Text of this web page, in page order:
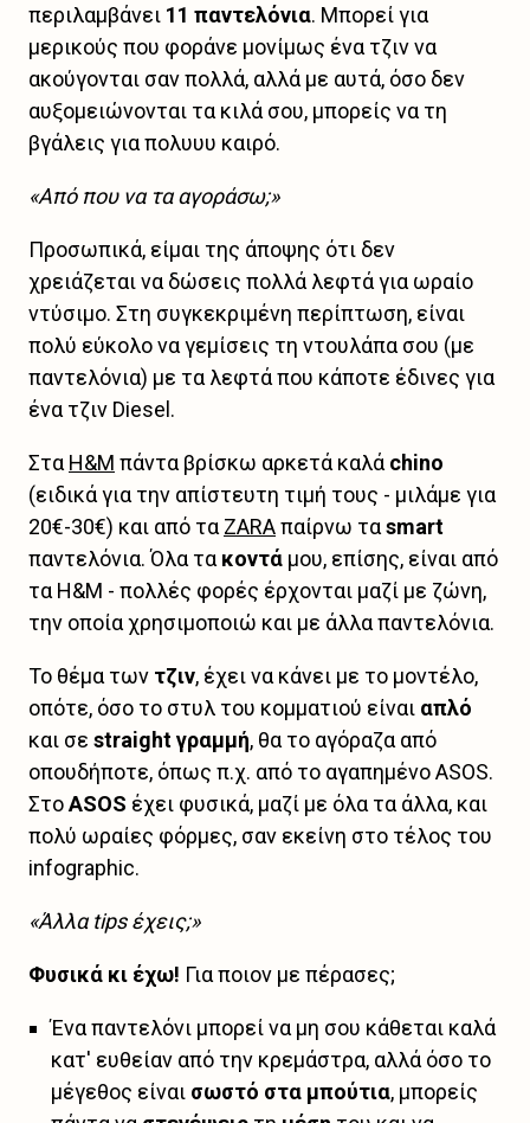
περιλαμβάνει 11 παντελόνια. Μπορεί για
μερικούς που φοράνε μονίμως ένα τζιν να
ακούγονται σαν πολλά, αλλά με αυτά, όσο δεν
αυξομειώνονται τα κιλά σου, μπορείς να τη
βγάλεις για πολυυυ καιρό.
«Από που να τα αγοράσω;»
Προσωπικά, είμαι της άποψης ότι δεν
χρειάζεται να δώσεις πολλά λεφτά για ωραίο
ντύσιμο. Στη συγκεκριμένη περίπτωση, είναι
πολύ εύκολο να γεμίσεις τη ντουλάπα σου (με
παντελόνια) με τα λεφτά που κάποτε έδινες για
ένα τζιν Diesel.
Στα H&M πάντα βρίσκω αρκετά καλά chino
(ειδικά για την απίστευτη τιμή τους - μιλάμε για
20€-30€) και από τα ZARAπαίρνω ταsmart
παντελόνια. Όλα τα κοντά μου, επίσης, είναι από
τα H&M - πολλές φορές έρχονται μαζί με ζώνη,
την οποία χρησιμοποιώ και με άλλα παντελόνια.
Το θέμα των τζιν, έχει να κάνει με το μοντέλο,
οπότε, όσο το στυλ του κομματιού είναι απλό
και σε straight γραμμή, θα το αγόραζα από
οπουδήποτε, όπως π.χ. από το αγαπημένο ASOS.
ΣτοASOS έχει φυσικά, μαζί με όλα τα άλλα, και
πολύ ωραίες φόρμες, σαν εκείνη στο τέλος του
infographic.
«Άλλα tips έχεις;»
Φυσικά κι έχω! Για ποιον με πέρασες;
Ένα παντελόνι μπορεί να μη σου κάθεται καλά
κατ' ευθείαν από την κρεμάστρα, αλλά όσο το
μέγεθος είναι σωστό στα μπούτια, μπορείς